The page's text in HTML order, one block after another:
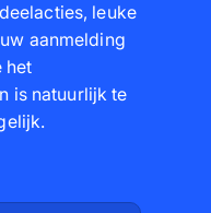
leuke
aanmelding
het
is natuurlijk te
.